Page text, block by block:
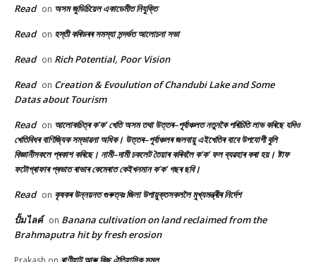
Read on অসম জুডিচিয়েল একাডেমীত নিযুক্তি
Read on হস্তী কৰিডৰৰ সমস্যা সন্দৰ্ভত আলোচনা সভা
Read on Rich Potential, Poor Vision
Read on Creation & Evoulution of Chandubi Lake and Some
Datas about Tourism
Read on আলোকচিত্ৰ ক’ক’ খেতি অসম তথা উত্তৰ–পূৰ্বাঞ্চলত নতুনকৈ পৰিচিতি লাভ কৰিছে যদিও
খেতিবিধৰ বাণিজ্যিক সম্ভাৱনা অধিক। উত্তৰ–পূৰ্বাঞ্চলৰ জলবায়ু এইখেতিৰ বাবে উপযোগী বুলি
বিজ্ঞানীসকলে প্ৰকাশ কৰিছে। নামী–দামী চকলেট তৈয়াৰ কৰিবলৈ ক’ক’ ফল ব্যৱহাৰ কৰা হয়। ষ্টাফ
ফটোগ্ৰাফাৰ প্ৰভাত ৰাভাৰ কেমেৰাত কেইখনমান ক’ক’ গছৰ ছবি।
Read on কৃষকৰ উন্নয়নত গুৰুত্বঃ জিলা উপায়ুক্তসকললৈ মুখ্যমন্ত্ৰীৰ নিৰ্দেশ
ปั้มไลค์ on Banana cultivation on land reclaimed from the
Brahmaputra hit by fresh erosion